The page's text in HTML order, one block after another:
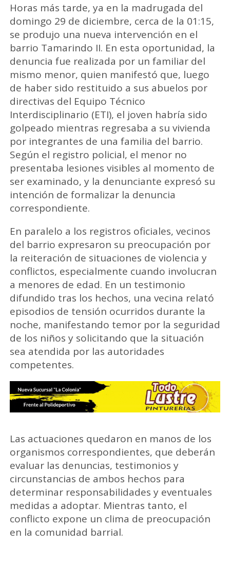
Horas más tarde, ya en la madrugada del
domingo 29 de diciembre, cerca de la 01:15,
se produjo una nueva intervención en el
barrio Tamarindo II. En esta oportunidad, la
denuncia fue realizada por un familiar del
mismo menor, quien manifestó que, luego
de haber sido restituido a sus abuelos por
directivas del Equipo Técnico
Interdisciplinario (ETI), el joven habría sido
golpeado mientras regresaba a su vivienda
por integrantes de una familia del barrio.
Según el registro policial, el menor no
presentaba lesiones visibles al momento de
ser examinado, y la denunciante expresó su
intención de formalizar la denuncia
correspondiente.
En paralelo a los registros oficiales, vecinos
del barrio expresaron su preocupación por
la reiteración de situaciones de violencia y
conflictos, especialmente cuando involucran
a menores de edad. En un testimonio
difundido tras los hechos, una vecina relató
episodios de tensión ocurridos durante la
noche, manifestando temor por la seguridad
de los niños y solicitando que la situación
sea atendida por las autoridades
competentes.
Las actuaciones quedaron en manos de los
organismos correspondientes, que deberán
evaluar las denuncias, testimonios y
circunstancias de ambos hechos para
determinar responsabilidades y eventuales
medidas a adoptar. Mientras tanto, el
conflicto expone un clima de preocupación
en la comunidad barrial.